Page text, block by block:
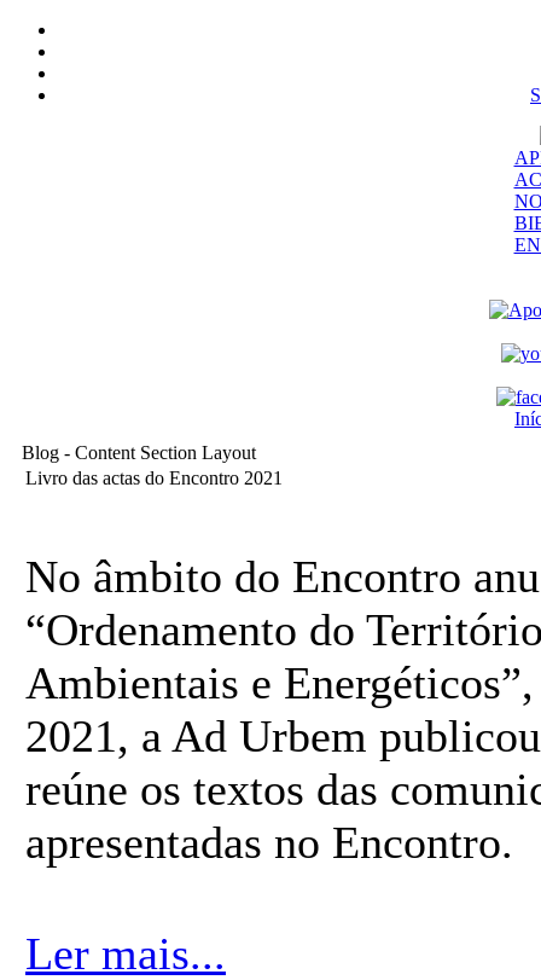
Blog - Content Section Layout
Livro das actas do Encontro 2021
No âmbito do Encontro
“Ordenamento do
Ambientais e
2021, a Ad Urbem
reúne os textos das
apresentadas no Encontro.
Ler mais...